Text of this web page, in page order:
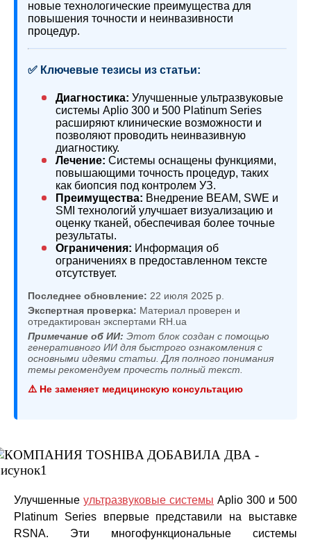
новые технологические преимущества для
повышения точности и неинвазивности
процедур.
✅ Ключевые тезисы из статьи:
Диагностика: Улучшенные ультразвуковые
системы Aplio 300 и 500 Platinum Series
расширяют клинические возможности и
позволяют проводить неинвазивную
диагностику.
Лечение: Системы оснащены функциями,
повышающими точность процедур, таких
как биопсия под контролем УЗ.
Преимущества: Внедрение BEAM, SWE и
SMI технологий улучшает визуализацию и
оценку тканей, обеспечивая более точные
результаты.
Ограничения: Информация об
ограничениях в предоставленном тексте
отсутствует.
Последнее обновление: 22 июля 2025 р.
Экспертная проверка: Материал проверен и
отредактирован экспертами RH.ua
Примечание об ИИ: Этот блок создан с помощью
генеративного ИИ для быстрого ознакомления с
основными идеями статьи. Для полного понимания
темы рекомендуем прочесть полный текст.
⚠️ Не заменяет медицинскую консультацию
Улучшенные ультразвуковые системы Aplio 300 и 500
Platinum Series впервые представили на выставке
RSNA. Эти многофункциональные системы